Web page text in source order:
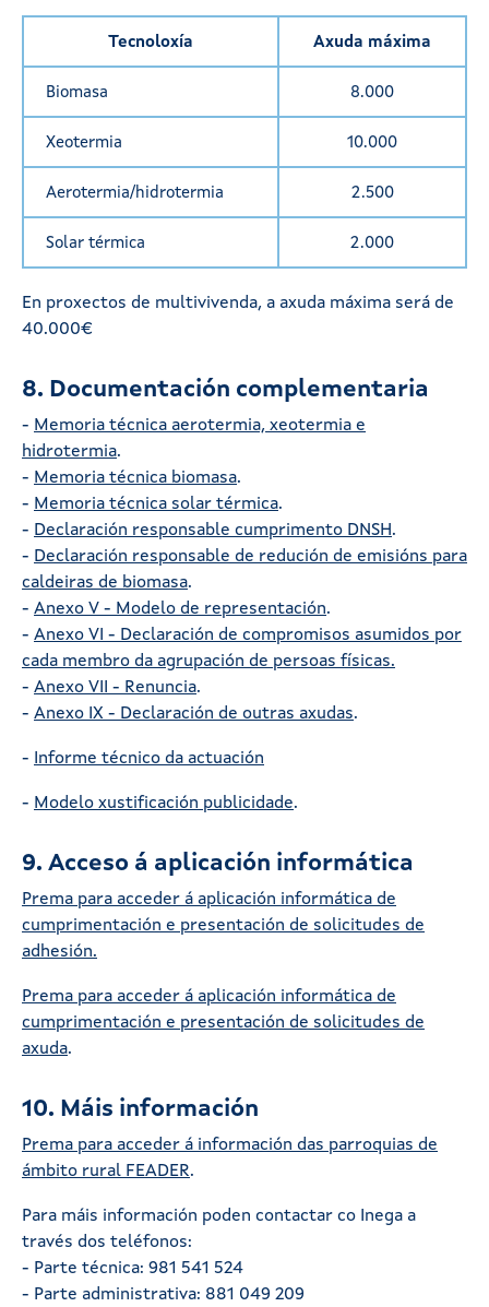
Tecnoloxía Axuda máxima
Biomasa 8.000
Xeotermia 10.000
Aerotermia/hidrotermia 2.500
Solar térmica 2.000
En proxectos de multivivenda, a axuda máxima será de
40.000€
8. Documentación complementaria
- Memoria técnica aerotermia, xeotermia e
hidrotermia.
- Memoria técnica biomasa.
- Memoria técnica solar térmica.
- Declaración responsable cumprimento DNSH.
- Declaración responsable de redución de emisións para
caldeiras de biomasa.
- Anexo V - Modelo de representación.
- Anexo VI - Declaración de compromisos asumidos por
cada membro da agrupación de persoas físicas.
- Anexo VII - Renuncia.
- Anexo IX - Declaración de outras axudas.
- Informe técnico da actuación
- Modelo xustificación publicidade.
9. Acceso á aplicación informática
Prema para acceder á aplicación informática de
cumprimentación e presentación de solicitudes de
adhesión.
Prema para acceder á aplicación informática de
cumprimentación e presentación de solicitudes de
axuda.
10. Máis información
Prema para acceder á información das parroquias de
ámbito rural FEADER.
Para máis información poden contactar co Inega a
través dos teléfonos:
- Parte técnica: 981 541 524
- Parte administrativa: 881 049 209